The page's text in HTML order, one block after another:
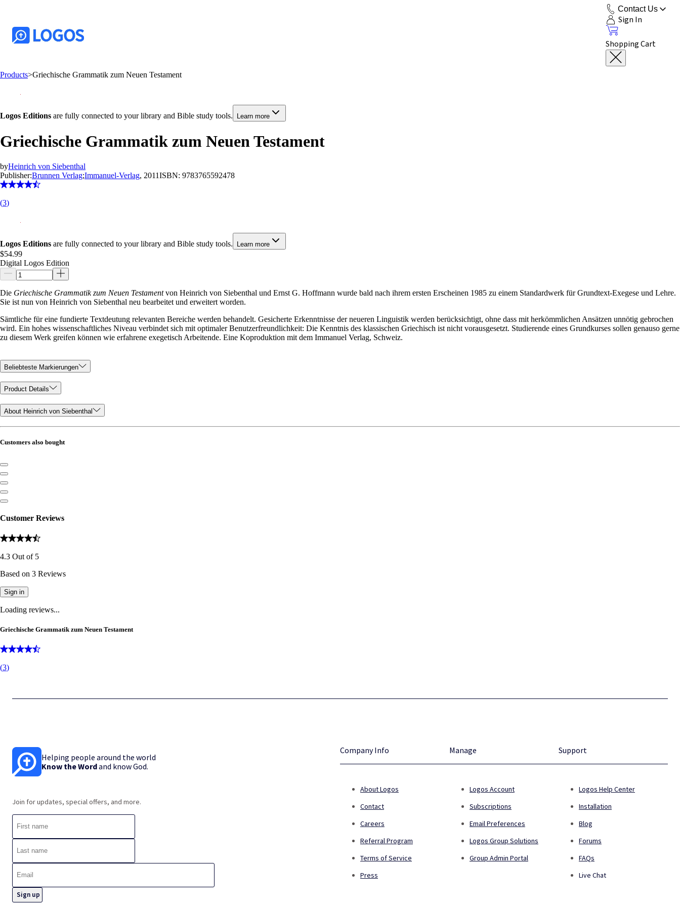
Contact Us
Sign In
Shopping Cart
Products>Griechische Grammatik zum Neuen Testament
Logos Editions are fully connected to your library and Bible study tools. Learn more
Griechische Grammatik zum Neuen Testament
byHeinrich von Siebenthal
Publisher:Brunnen Verlag;Immanuel-Verlag, 2011ISBN: 9783765592478
(3)
Logos Editions are fully connected to your library and Bible study tools. Learn more
$54.99
Digital Logos Edition
Die Griechische Grammatik zum Neuen Testamentvon Heinrich von Siebenthal und Ernst G. Hoffmann wurde bald nach ihrem ersten Erscheinen 1985 zu einem Standardwerk für Grundtext-Exegese und Lehre.
Sie ist nun von Heinrich von Siebenthal neu bearbeitet und erweitert worden.
Sämtliche für eine fundierte Textdeutung relevanten Bereiche werden behandelt. Gesicherte Erkenntnisse der neueren Linguistik werden berücksichtigt, ohne dass mit herkömmlichen Ansätzen unnötig gebrochen
wird. Ein hohes wissenschaftliches Niveau verbindet sich mit optimaler Benutzerfreundlichkeit: Die Kenntnis des klassischen Griechisch ist nicht vorausgesetzt. Studierende eines Grundkurses sollen genauso gerne
zu diesem Werk greifen können wie erfahrene exegetisch Arbeitende. Eine Koproduktion mit dem Immanuel Verlag, Schweiz.
Beliebteste Markierungen
Product Details
About Heinrich von Siebenthal
Customers also bought
Customer Reviews
4.3 Out of 5
Based on 3 Reviews
Sign in
Loading reviews...
Griechische Grammatik zum Neuen Testament
(3)
Helping people around the world
Know the Wordand know God.
Join for updates, special offers, and more.
Company Info
About Logos
Contact
Careers
Referral Program
Terms of Service
Press
Manage
Logos Account
Subscriptions
Email Preferences
Logos Group Solutions
Group Admin Portal
Support
Logos Help Center
Installation
Blog
Forums
FAQs
Live Chat